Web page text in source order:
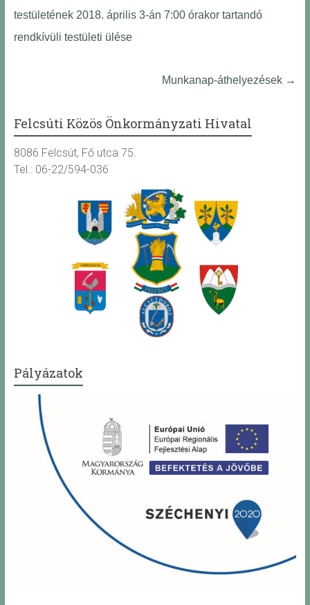
testületének 2018. április 3-án 7:00 órakor tartandó
rendkívüli testületi ülése
Munkanap-áthelyezések →
Felcsúti Közös Önkormányzati Hivatal
8086 Felcsút, Fő utca 75.
Tel.: 06-22/594-036
Pályázatok